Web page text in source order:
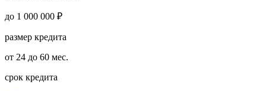
до 1 000 000 ₽
размер кредита
от 24 до 60 мес.
срок кредита